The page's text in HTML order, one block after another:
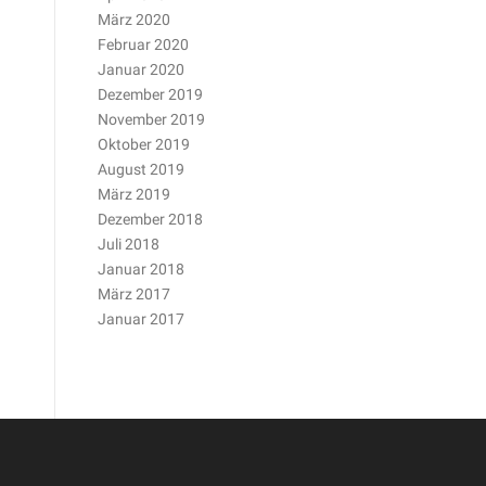
März 2020
Februar 2020
Januar 2020
Dezember 2019
November 2019
Oktober 2019
August 2019
März 2019
Dezember 2018
Juli 2018
Januar 2018
März 2017
Januar 2017